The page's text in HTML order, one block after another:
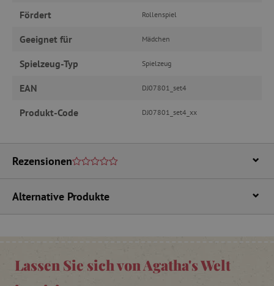
Fördert Rollenspiel
Geeignet für Mädchen
Spielzeug-Typ Spielzeug
EAN DJ07801_set4
Produkt-Code DJ07801_set4_xx
Rezensionen
Alternative Produkte
Lassen Sie sich von Agatha's Welt
_pinterest_ct_ua